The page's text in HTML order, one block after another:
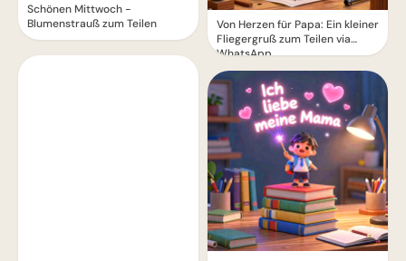
Schönen Mittwoch -
Blumenstrauß zum Teilen
Von Herzen für Papa: Ein kleiner
Fliegergruß zum Teilen via
WhatsApp